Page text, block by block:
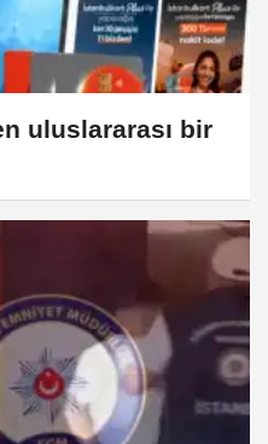
uluslararası bir